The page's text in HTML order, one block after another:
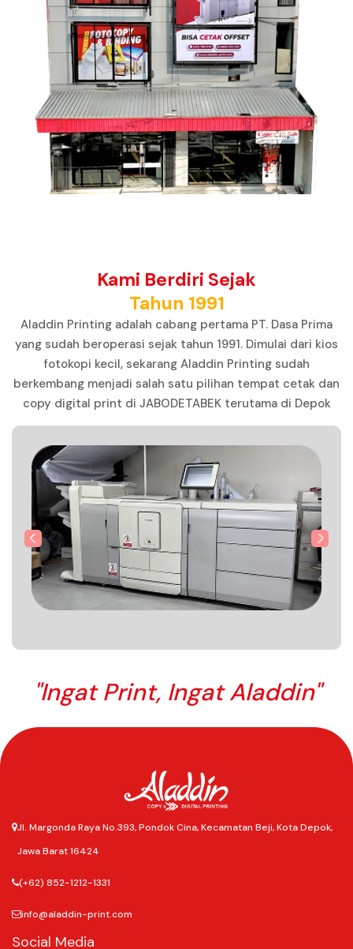
Kami Berdiri Sejak
Tahun 1991
Aladdin Printing adalah cabang pertama PT. Dasa Prima
yang sudah beroperasi sejak tahun 1991. Dimulai dari kios
fotokopi kecil, sekarang Aladdin Printing sudah
berkembang menjadi salah satu pilihan tempat cetak dan
copy digital print di JABODETABEK terutama di Depok
"Ingat Print, Ingat Aladdin"
Jl. Margonda Raya No.393, Pondok Cina, Kecamatan Beji, Kota Depok,
Jawa Barat 16424
(+62) 852-1212-1331
info@aladdin-print.com
Social Media